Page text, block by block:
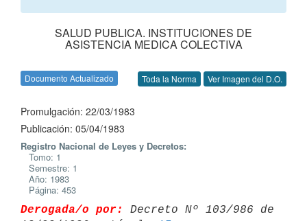
SALUD PUBLICA. INSTITUCIONES DE
ASISTENCIA MEDICA COLECTIVA
Documento Actualizado Toda la Norma Ver Imagen del D.O.
Promulgación: 22/03/1983
Publicación: 05/04/1983
Registro Nacional de Leyes y Decretos:
Tomo: 1
Semestre: 1
Año: 1983
Página: 453
Derogada/o por:
Decreto Nº 103/986 de